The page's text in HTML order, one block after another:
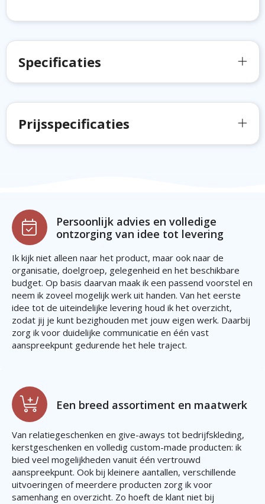
Specificaties
Prijsspecificaties
Persoonlijk advies en volledige
ontzorging van idee tot levering
Ik kijk niet alleen naar het product, maar ook naar de
organisatie, doelgroep, gelegenheid en het beschikbare
budget. Op basis daarvan maak ik een passend voorstel en
neem ik zoveel mogelijk werk uit handen. Van het eerste
idee tot de uiteindelijke levering houd ik het overzicht,
zodat jij je kunt bezighouden met jouw eigen werk. Daarbij
zorg ik voor duidelijke communicatie en één vast
aanspreekpunt gedurende het hele traject.
Een breed assortiment en maatwerk
Van relatiegeschenken en give-aways tot bedrijfskleding,
kerstgeschenken en volledig custom-made producten: ik
bied veel mogelijkheden vanuit één vertrouwd
aanspreekpunt. Ook bij kleinere aantallen, verschillende
uitvoeringen of meerdere producten zorg ik voor
samenhang en overzicht. Zo hoeft de klant niet bij